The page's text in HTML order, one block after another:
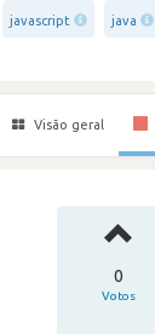
javascript java
Visão geral
0
Votos